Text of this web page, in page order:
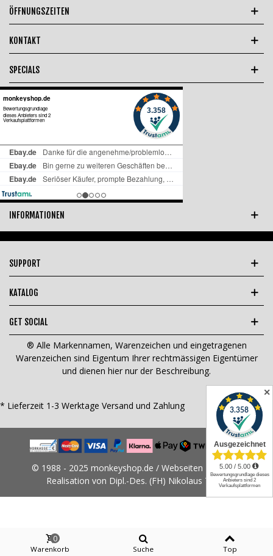
ÖFFNUNGSZEITEN
KONTAKT
SPECIALS
✕
INFORMATIONEN
SUPPORT
KATALOG
GET SOCIAL
® Alle Markennamen, Warenzeichen und eingetragenen
Warenzeichen sind Eigentum Ihrer rechtmässigen Eigentümer
und dienen hier nur der Beschreibung.
* Lieferzeit 1-3 Werktage Versand und Zahlung
© 1988 - 2025 monkeyshop.de / Webseiten Design &
Realisation von Dipl.-Des. (FH) Nikolaus Tams
Warenkorb
0
Suche Top